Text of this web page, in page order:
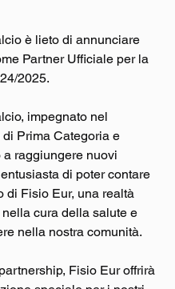
è lieto di annunciare
Partner Ufficiale per la
2025.
impegnato nel
Prima Categoria e
a raggiungere nuovi
di poter contare
di Fisio Eur, una realtà
cura della salute e
nella nostra comunità.
Fisio Eur offrirà